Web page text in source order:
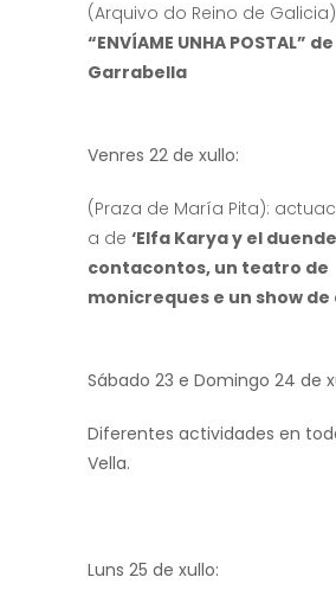
(Arquivo do Reino de
“ENVÍAME UNHA POSTAL”
Garrabella
Venres 22 de xullo:
(Praza de María Pita):
a de ‘Elfa Karya y el
contacontos, un teatro de
monicreques e un show de
Sábado 23 e Domingo 24 de
Diferentes actividades en
Vella.
Luns 25 de xullo: